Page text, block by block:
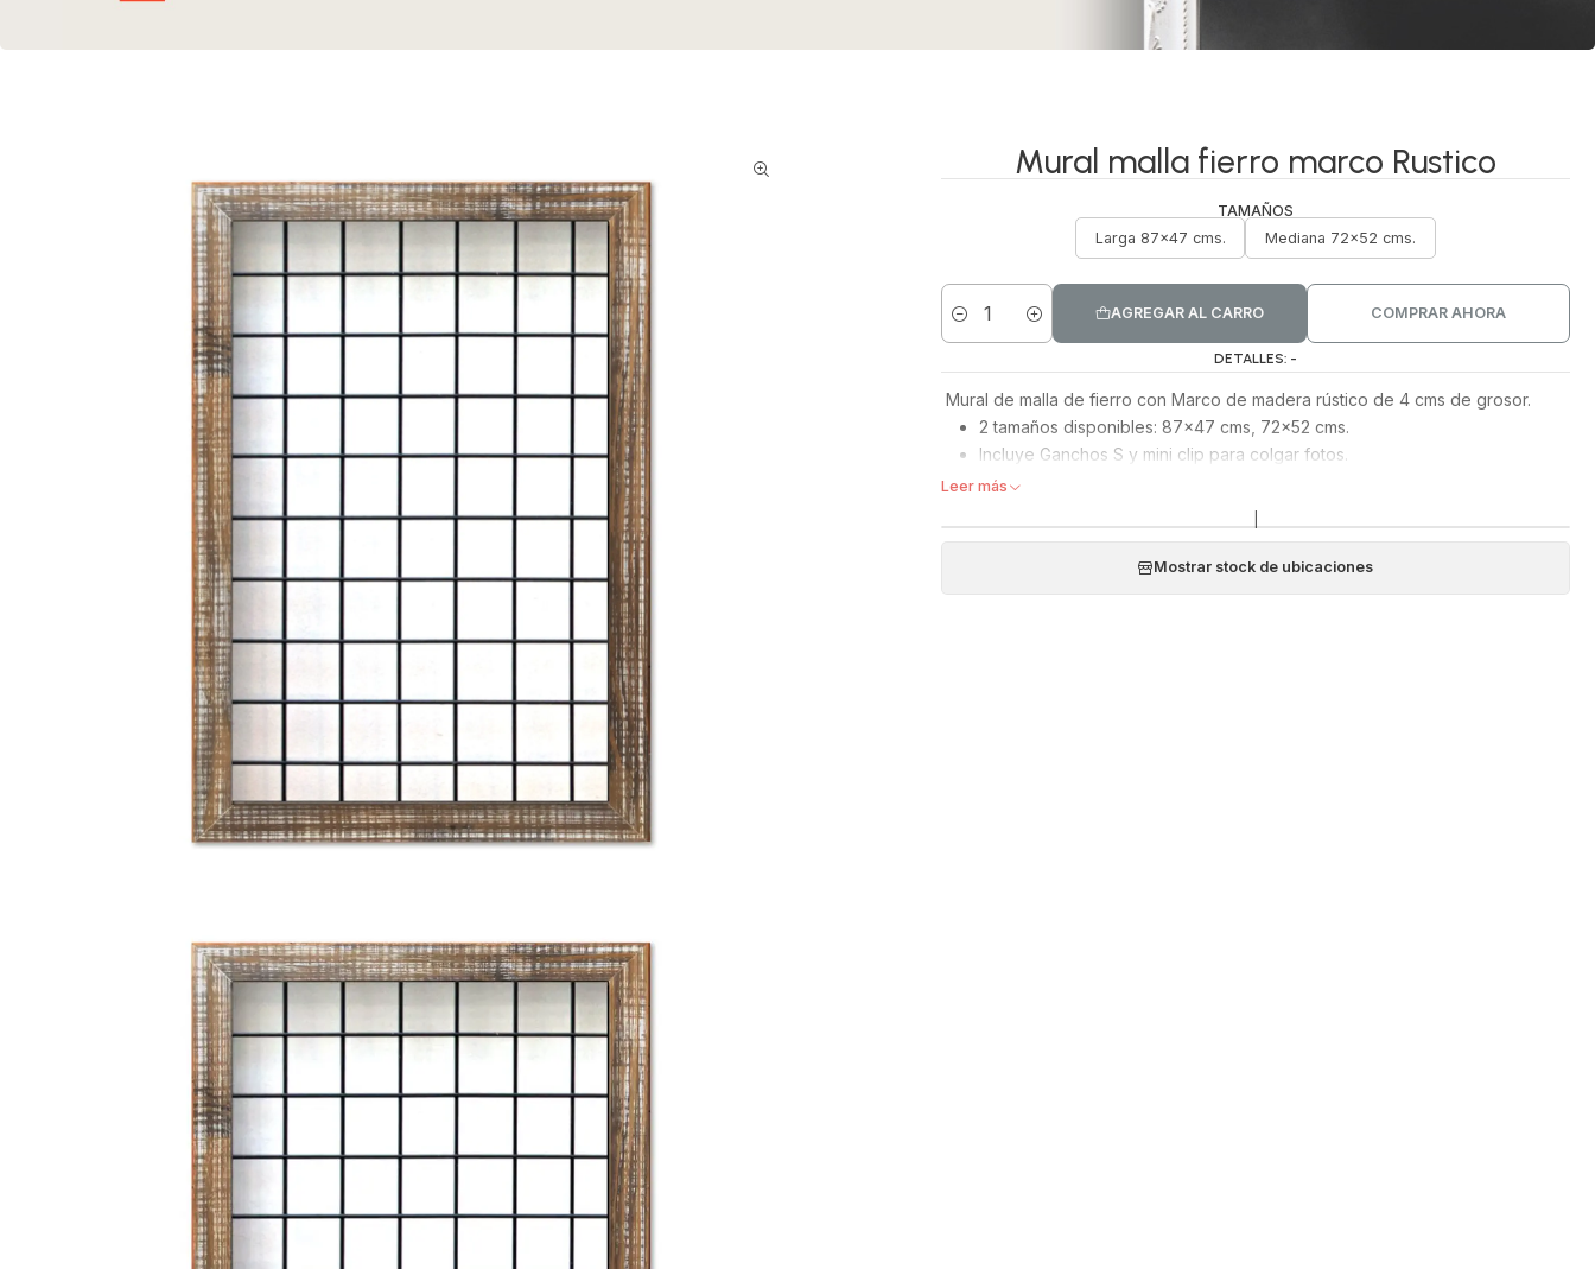
Mural malla fierro marco Rustico
TAMAÑOS
Larga 87x47 cms.
Mediana 72x52 cms.
Cantidad
AGREGAR AL CARRO COMPRAR AHORA
DETALLES: -
​ Mural de malla de fierro con Marco de madera rústico de 4 cms de grosor.
2 tamaños disponibles: 87x47 cms, 72x52 cms.
Incluye Ganchos S y mini clip para colgar fotos.
Leer más
Mostrar stock de ubicaciones